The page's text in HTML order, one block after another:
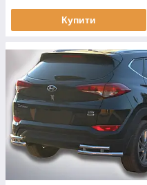
Купити